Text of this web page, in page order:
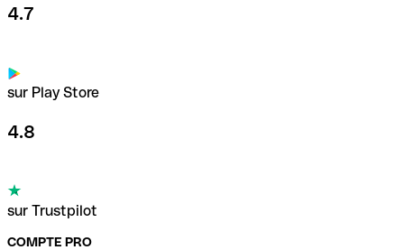
4.7
sur Play Store
4.8
sur Trustpilot
COMPTE PRO